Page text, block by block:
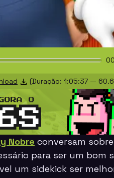
(Duração: 1:05:37 —
Nobre conversam
para ser um bom
um sidekick ser